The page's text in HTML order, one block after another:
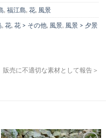
, 福江島, 花, 風景
, 花, 花 > その他, 風景, 風景 > 夕景
販売に不適切な素材として報告＞